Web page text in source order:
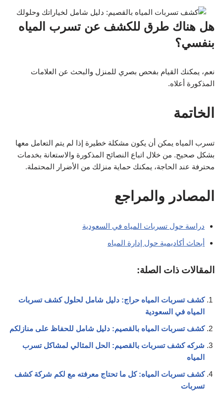
هل هناك طرق للكشف عن تسرب المياه
بنفسي؟
نعم، يمكنك القيام بفحص بصري للمنزل والبحث عن العلامات
المذكورة أعلاه.
الخاتمة
تسرب المياه يمكن أن يكون مشكلة خطيرة إذا لم يتم التعامل معها
بشكل صحيح. من خلال اتباع النصائح المذكورة والاستعانة بخدمات
محترفة عند الحاجة، يمكنك حماية منزلك من الأضرار المحتملة.
المصادر والمراجع
دراسة حول تسربات المياه في السعودية
أبحاث أكاديمية حول إدارة المياه
المقالات ذات الصلة:
كشف تسربات المياه حراج: دليل شامل لحلول كشف تسربات
المياه في السعودية
كشف تسربات المياه بالقصيم: دليل شامل للحفاظ على منازلكم
شركه كشف تسربات بالقصيم: الحل المثالي لمشاكل تسرب
المياه
كشف تسربات المياه: كل ما تحتاج معرفته مع لكم شركة كشف
تسربات